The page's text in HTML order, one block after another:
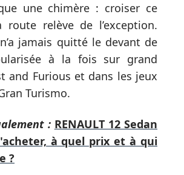
une chimère : croiser ce
relève de l’exception.
jamais quitté le devant de
à la fois sur grand
and Furious et dans les jeux
Turismo.
: RENAULT 12 Sedan
à quel prix et à qui
?